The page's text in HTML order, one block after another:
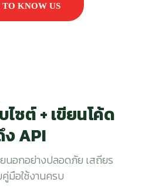
TO KNOW US
ไซต์ + เขียนโค้ด
ง API
นอกอย่างปลอดภัย เสถียร
มือใช้งานครบ